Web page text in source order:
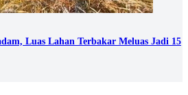
Luas Lahan Terbakar Meluas Jadi 15